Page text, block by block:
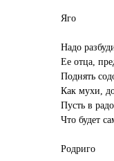
Яго
Надо
Ее отца,
Поднять
Как мухи,
Пусть в
Что будет
Родриго